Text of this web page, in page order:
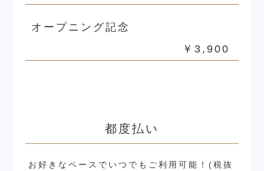
オープニング記念
￥3,900
都度払い
お好きなペースでいつでもご利用可能！(税抜